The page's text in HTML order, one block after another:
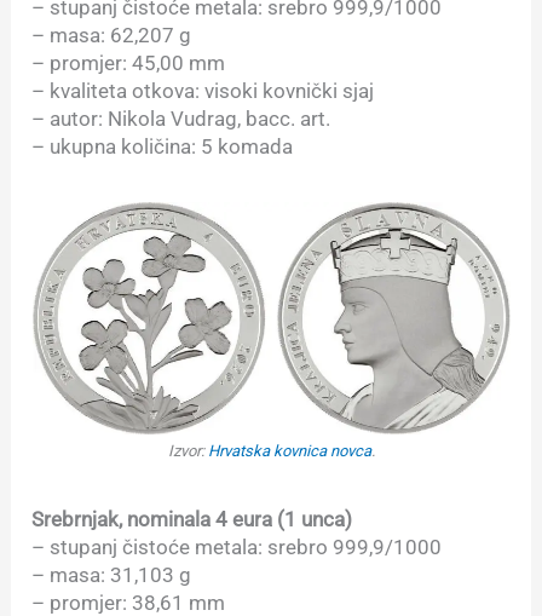
– stupanj čistoće metala: srebro 999,9/1000
– masa: 62,207 g
– promjer: 45,00 mm
– kvaliteta otkova: visoki kovnički sjaj
– autor: Nikola Vudrag, bacc. art.
– ukupna količina: 5 komada
Izvor: Hrvatska kovnica novca.
Srebrnjak, nominala 4 eura (1 unca)
– stupanj čistoće metala: srebro 999,9/1000
– masa: 31,103 g
– promjer: 38,61 mm